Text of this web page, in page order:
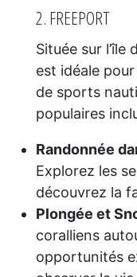
2. FREEPORT
Située sur l’île
est idéale
de sports
populaires
Randonnée
Explorez les
découvrez la
Plongée et
coralliens
opportunités